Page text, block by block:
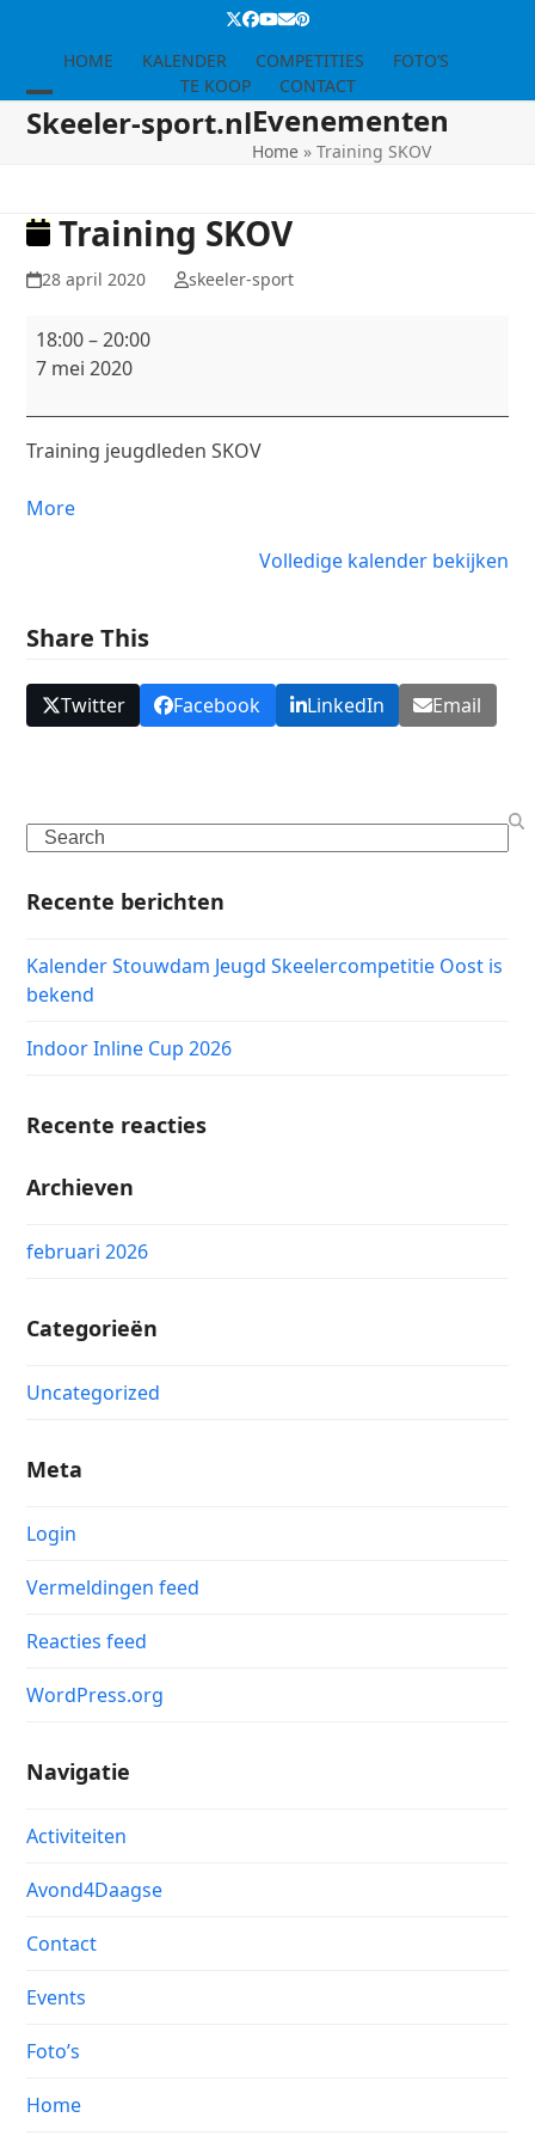
content
Twitter
Facebook
YouTube
EmailPinterest
HOME
KALENDER COMPETITIES
FOTO’S
TE KOOP
CONTACT
Skeeler-sport.nl
Open
Close
Evenementen
Home »Training SKOV
Training SKOV
28 april 2020 skeeler-sport
Training
SKOV
18:00 –20:00
7 mei 2020
Training jeugdleden SKOV
Moreabout
Volledige kalender bekijken
Share This
Twitter Facebook LinkedIn Email
Search
Recente berichten
Kalender Stouwdam Jeugd Skeelercompetitie Oost is
bekend
Indoor Inline Cup 2026
Recente reacties
Archieven
februari 2026
Categorieën
Uncategorized
Meta
Login
Vermeldingen feed
Reacties feed
WordPress.org
Navigatie
Activiteiten
Avond4Daagse
Contact
Events
Foto’s
Home